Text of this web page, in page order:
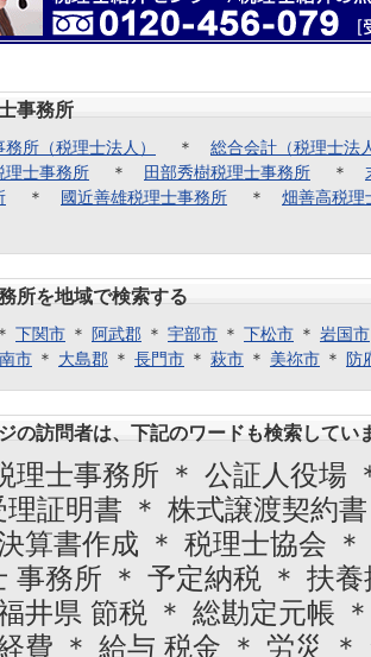
事務所
務所（税理士法人） ＊ 総合会計（税理士法
理士事務所 ＊ 田部秀樹税理士事務所 ＊
＊ 國近善雄税理士事務所 ＊ 畑善高税理
所を地域で検索する
＊ 下関市 ＊ 阿武郡 ＊ 宇部市 ＊ 下松市 ＊ 岩国市
市 ＊ 大島郡 ＊ 長門市 ＊ 萩市 ＊ 美祢市 ＊ 防
の訪問者は、下記のワードも検索してい
理士事務所 ＊ 公証人役場
理証明書 ＊ 株式譲渡契約
算書作成 ＊ 税理士協会
事務所 ＊ 予定納税 ＊ 扶
井県 節税 ＊ 総勘定元帳
費 ＊ 給与 税金 ＊ 労災